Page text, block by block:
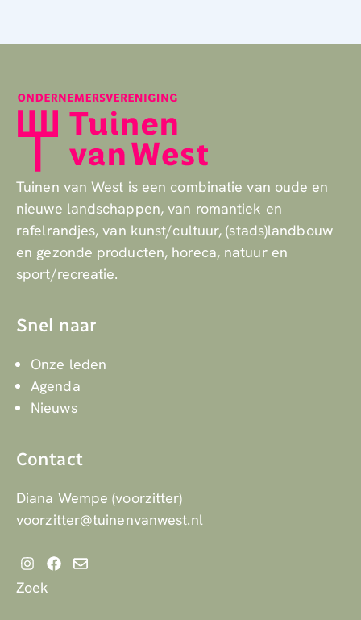
Tuinen van West is een combinatie van oude en
nieuwe landschappen, van romantiek en
rafelrandjes, van kunst/cultuur, (stads)landbouw
en gezonde producten, horeca, natuur en
sport/recreatie.
Snel naar
Onze leden
Agenda
Nieuws
Contact
Diana Wempe (voorzitter)
voorzitter@tuinenvanwest.nl
Zoek